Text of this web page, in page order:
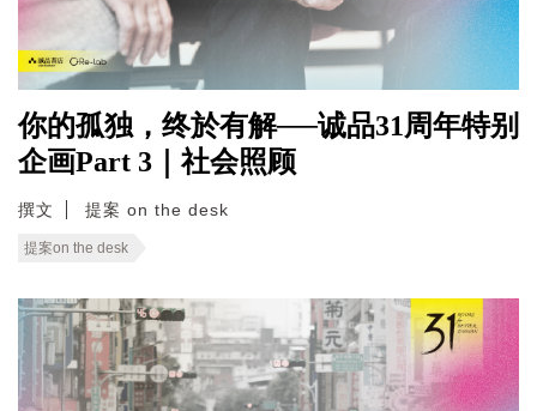
你的孤独，终於有解──诚品31周年特别
企画Part 3｜社会照顾
撰文 提案 on the desk
提案on the desk